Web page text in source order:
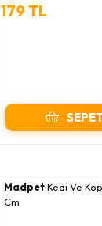
179 TL
MadpetKedi Ve
Cm